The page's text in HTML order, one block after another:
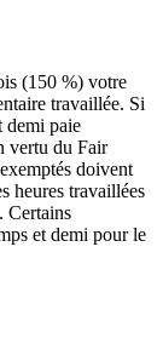
(150 %) votre
travaillée. Si
demi paie
vertu du Fair
doivent
heures travaillées
Certains
et demi pour le